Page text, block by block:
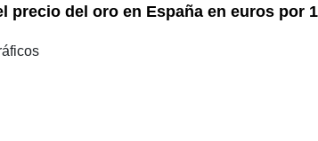
precio del oro en España en euros por
3m 6m